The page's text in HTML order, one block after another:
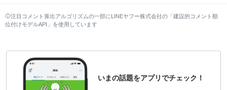
注目コメント算出アルゴリズムの一部にLINEヤフー株式会社の「建設的コメント順
位付けモデルAPI」を使用しています
いまの話題をアプリでチェック！